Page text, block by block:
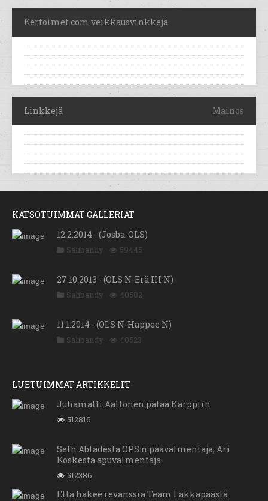
Kertoimet.com veikkausvinkkejä
Linkkejä Mainos
KATSOTUIMMAT GALLERIAT
12.2.2014 - (Josba-OLS)
Salibandy 59445
27.10.2013 - (OLS N-Erä III N)
Salibandy 40582
11.1.2014 - (OLS N-Happee N)
Salibandy 40523
LUETUIMMAT ARTIKKELIT
Juhamatti Aaltonen palaa Kärppiin
512816
Seth Abladesta OPS:n päävalmentaja, Ari
Koskesta apuvalmentaja
512386
Etta hakee revanssia Team Lakkapäästä